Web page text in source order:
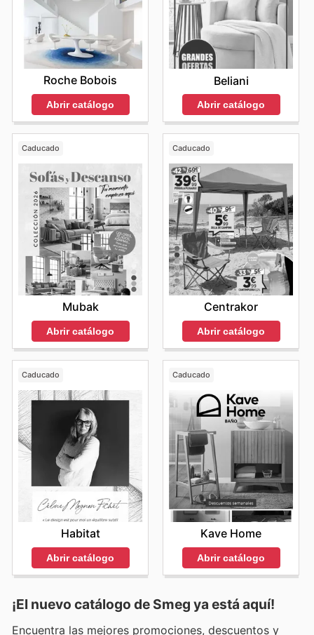
Roche Bobois
Abrir catálogo
Beliani
Abrir catálogo
Caducado
Mubak
Abrir catálogo
Caducado
Centrakor
Abrir catálogo
Caducado
Habitat
Abrir catálogo
Caducado
Kave Home
Abrir catálogo
¡El nuevo catálogo de Smeg ya está aquí!
Encuentra las mejores promociones, descuentos y